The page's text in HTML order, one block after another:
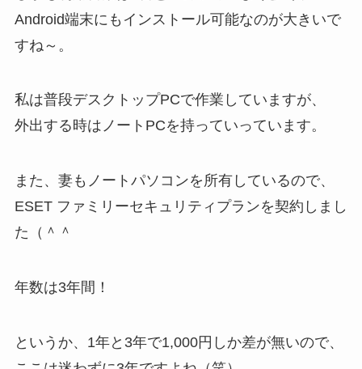
Android端末にもインストール可能なのが大きいで
すね～。
私は普段デスクトップPCで作業していますが、
外出する時はノートPCを持っていっています。
また、妻もノートパソコンを所有しているので、
ESET ファミリーセキュリティプランを契約しまし
た（＾＾
年数は3年間！
というか、1年と3年で1,000円しか差が無いので、